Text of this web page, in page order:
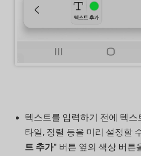
텍스트를 입력하기 전에 텍스
타일, 정렬 등을 미리 설정할
트 추가" 버튼 옆의 색상 버튼